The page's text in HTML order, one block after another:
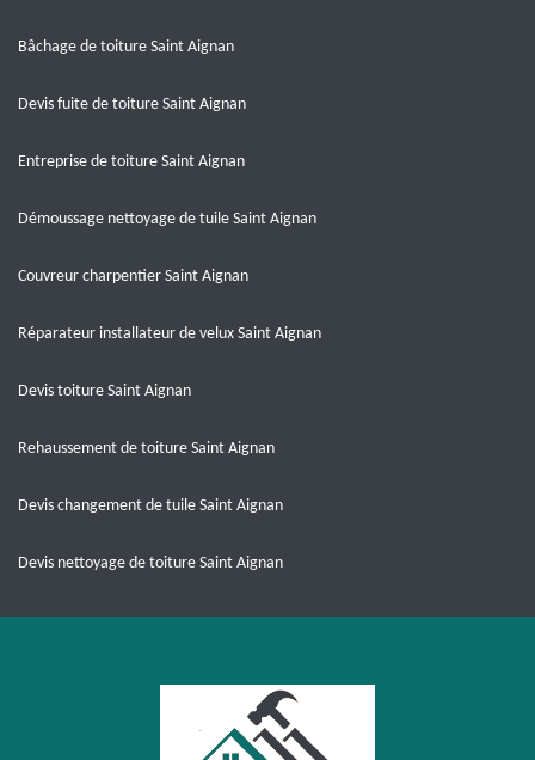
Bâchage de toiture Saint Aignan
Devis fuite de toiture Saint Aignan
Entreprise de toiture Saint Aignan
Démoussage nettoyage de tuile Saint Aignan
Couvreur charpentier Saint Aignan
Réparateur installateur de velux Saint Aignan
Devis toiture Saint Aignan
Rehaussement de toiture Saint Aignan
Devis changement de tuile Saint Aignan
Devis nettoyage de toiture Saint Aignan